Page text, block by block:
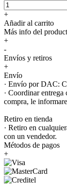
+
Añadir al carrito
Más info del
+
-
Envíos y retiros
+
Envío
· Envío por DAC:
· Coordinar
compra, le
Retiro en tienda
· Retiro en
con un vendedor.
Métodos de pagos
+